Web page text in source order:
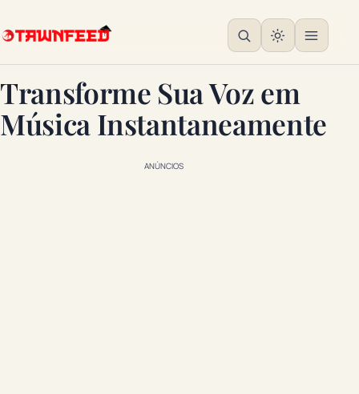
Transforme Sua Voz em
Música Instantaneamente
ANÚNCIOS